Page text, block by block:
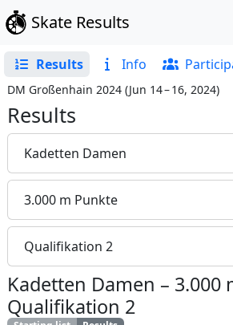
Skate Results
Results Info
DM Großenhain 2024 (Jun 14 – 16, 2024)
Results
Kadetten Damen
3.000 m Punkte
Qualifikation 2
Kadetten Damen – 3.000
Qualifikation 2